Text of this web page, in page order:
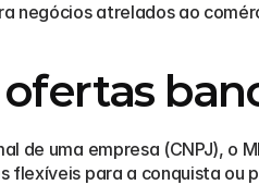
negócios atrelados ao
de uma empresa (CNPJ), o
flexíveis para a conquista